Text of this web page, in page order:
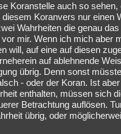
Koranstelle auch so sehen,
Koranvers nur einen
Wahrheiten die genau
mir. Wenn ich mich aber
will, auf eine auf diesen
auf ablehnende
übrig. Denn sonst
- oder der Koran. Ist
enthalten, müssen sich
Betrachtung auflösen.
übrig, oder